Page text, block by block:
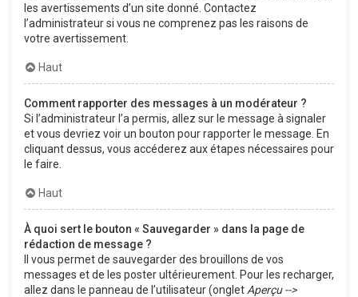
les avertissements d’un site donné. Contactez
l’administrateur si vous ne comprenez pas les raisons de
votre avertissement.
Haut
Comment rapporter des messages à un modérateur ?
Si l’administrateur l’a permis, allez sur le message à signaler
et vous devriez voir un bouton pour rapporter le message. En
cliquant dessus, vous accéderez aux étapes nécessaires pour
le faire.
Haut
À quoi sert le bouton « Sauvegarder » dans la page de
rédaction de message ?
Il vous permet de sauvegarder des brouillons de vos
messages et de les poster ultérieurement. Pour les recharger,
allez dans le panneau de l’utilisateur (onglet Aperçu -->